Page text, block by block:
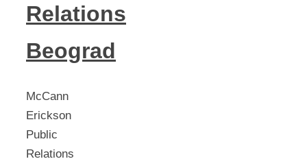
Relations
Beograd
McCann
Erickson
Public
Relations